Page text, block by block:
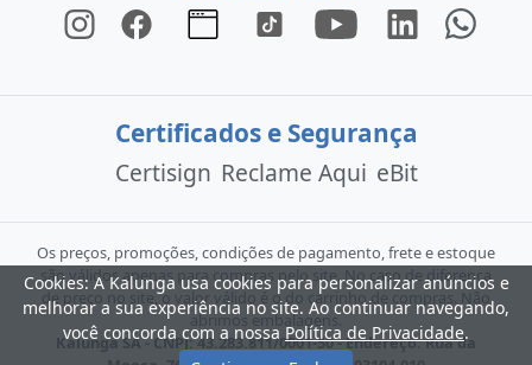
Certificados e Segurança
Certisign Reclame Aqui eBit
Os preços, promoções, condições de pagamento, frete e estoque
são válidos apenas para compras pelo site. No caso de diferença
de preço no site, o valor válido é o do carrinho de compras. Não
abrimos embalagens.
Kalunga SA - CNPJ: 43.283.811/0001-50 - Endereço: Rua da
Cookies: A Kalunga usa cookies para personalizar anúncios e
melhorar a sua experiência no site. Ao continuar navegando,
você concorda com a nossa Política de Privacidade.